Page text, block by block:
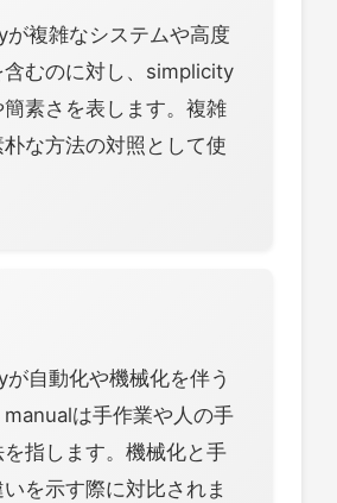
複雑なシステムや高度
含むのに対し、simplicity
素さを表します。複雑
な方法の対照として使
自動化や機械化を伴う
は手作業や人の手
指します。機械化と手
を示す際に対比されま